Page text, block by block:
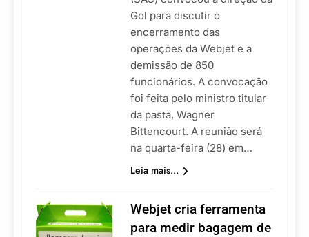
Gol para discutir o
encerramento das
operações da Webjet e a
demissão de 850
funcionários. A convocação
foi feita pelo ministro titular
da pasta, Wagner
Bittencourt. A reunião será
na quarta-feira (28) em…
Leia mais...
Webjet cria ferramenta
para medir bagagem de